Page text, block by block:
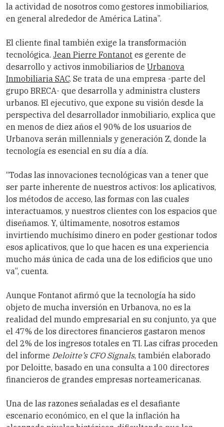
la actividad de nosotros como gestores inmobiliarios,
en general alrededor de América Latina”.
El cliente final también exige la transformación
tecnológica. Jean Pierre Fontanot es gerente de
desarrollo y activos inmobiliarios de Urbanova
Inmobiliaria SAC. Se trata de una empresa -parte del
grupo BRECA- que desarrolla y administra clusters
urbanos. El ejecutivo, que expone su visión desde la
perspectiva del desarrollador inmobiliario, explica que
en menos de diez años el 90% de los usuarios de
Urbanova serán millennials y generación Z, donde la
tecnología es esencial en su día a día.
“Todas las innovaciones tecnológicas van a tener que
ser parte inherente de nuestros activos: los aplicativos,
los métodos de acceso, las formas con las cuales
interactuamos, y nuestros clientes con los espacios que
diseñamos. Y, últimamente, nosotros estamos
invirtiendo muchísimo dinero en poder gestionar todos
esos aplicativos, que lo que hacen es una experiencia
mucho más única de cada una de los edificios que uno
va”, cuenta.
Aunque Fontanot afirmó que la tecnología ha sido
objeto de mucha inversión en Urbanova, no es la
realidad del mundo empresarial en su conjunto, ya que
el 47% de los directores financieros gastaron menos
del 2% de los ingresos totales en TI. Las cifras proceden
del informe Deloitte’s CFO Signals, también elaborado
por Deloitte, basado en una consulta a 100 directores
financieros de grandes empresas norteamericanas.
Una de las razones señaladas es el desafiante
escenario económico, en el que la inflación ha